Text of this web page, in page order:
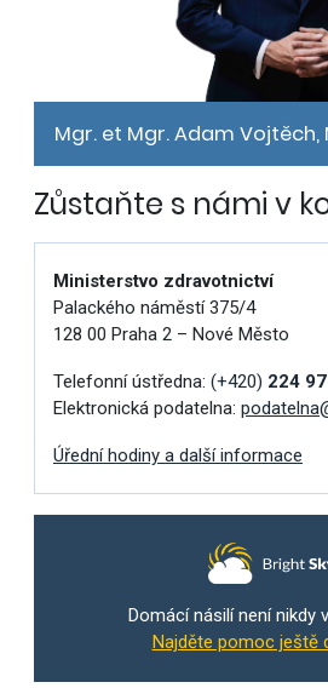
Mgr. et Mgr. Adam Vojtěch,
Zůstaňte s námi v
Ministerstvo zdravotnictví
Palackého náměstí 375/4
128 00 Praha 2 – Nové Město
Telefonní ústředna: (+420) 224
Elektronická podatelna:
Úřední hodiny a další informace
Domácí násilí není nikdy
Najděte pomoc ještě